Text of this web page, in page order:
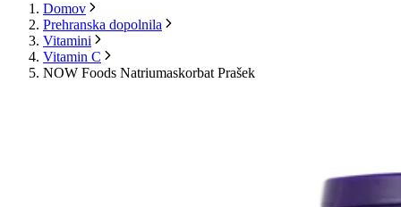
Domov
Prehranska dopolnila
Vitamini
Vitamin C
NOW Foods Natriumaskorbat Prašek